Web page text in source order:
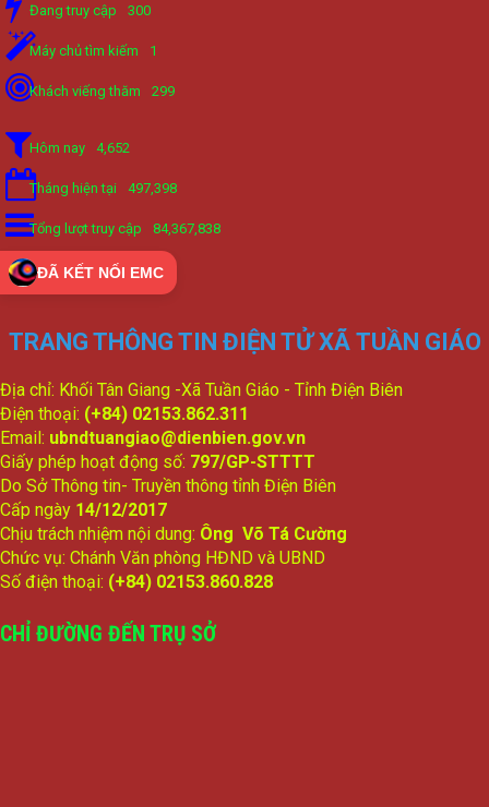
Đang truy cập 300
Máy chủ tìm kiếm 1
Khách viếng thăm 299
Hôm nay 4,652
Tháng hiện tại 497,398
Tổng lượt truy cập 84,367,838
ĐÃ KẾT NỐI EMC
TRANG THÔNG TIN ĐIỆN TỬ XÃ TUẦN GIÁO
Địa chỉ: Khối Tân Giang -Xã Tuần Giáo - Tỉnh Điện Biên
Điện thoại: (+84) 02153.862.311
Email: ubndtuangiao@dienbien.gov.vn
Giấy phép hoạt động số: 797/GP-STTTT
Do Sở Thông tin- Truyền thông tỉnh Điện Biên
Cấp ngày 14/12/2017
Chịu trách nhiệm nội dung: Ông Võ Tá Cường
Chức vụ: Chánh Văn phòng HĐND và UBND
Số điện thoại: (+84) 02153.860.828
CHỈ ĐƯỜNG ĐẾN TRỤ SỞ